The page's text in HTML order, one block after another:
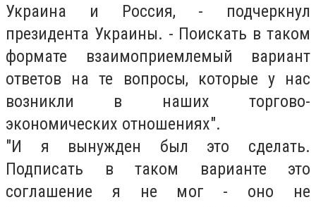
Украина и Россия, - подчеркнул
президента Украины. - Поискать в таком
формате взаимоприемлемый вариант
ответов на те вопросы, которые у нас
возникли в наших торгово-
экономических отношениях".
"И я вынужден был это сделать.
Подписать в таком варианте это
соглашение я не мог - оно не